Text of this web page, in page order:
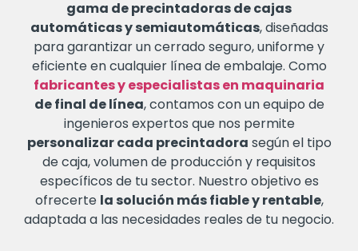
gama de precintadoras de cajas
automáticas y semiautomáticas, diseñadas
para garantizar un cerrado seguro, uniforme y
eficiente en cualquier línea de embalaje. Como
fabricantes y especialistas en maquinaria
de final de línea, contamos con un equipo de
ingenieros expertos que nos permite
personalizar cada precintadora según el tipo
de caja, volumen de producción y requisitos
específicos de tu sector. Nuestro objetivo es
ofrecerte la solución más fiable y rentable,
adaptada a las necesidades reales de tu negocio.